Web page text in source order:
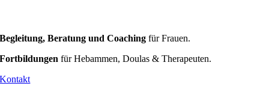
Begleitung, Beratung und Coaching für Frauen.
Fortbildungen für Hebammen, Doulas & Therapeuten.
Kontakt